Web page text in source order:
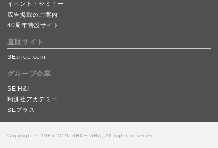
イベント・セミナー
広告掲載のご案内
40周年特設サイト
直販サイト
SEshop.com
グループ企業
SE H&I
翔泳社アカデミー
SEプラス
Copyright © 1985-2026 SHOEISHA, All rights reserved.